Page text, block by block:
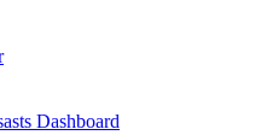
Dashboard